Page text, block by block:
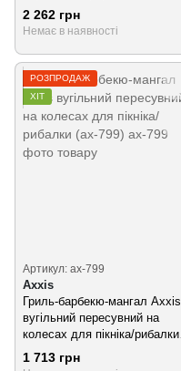
2 262 грн
Немає в наявності
РОЗПРОДАЖ
ХІТ
Артикул: ax-799
Axxis
Гриль-барбекю-мангал Axxis
вугільний пересувний на
колесах для пікніка/рибалки
(ax-799)
1 713 грн